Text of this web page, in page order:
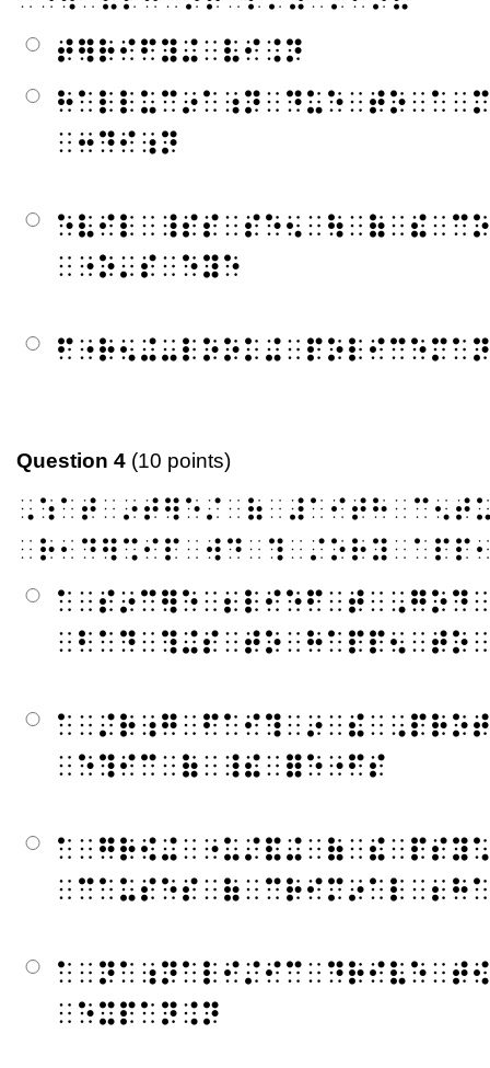
⠞⠻⠗⠊⠋⠽⠬⠀⠧⠊⠨⠝
⠀⠒⠙⠊⠰⠝
⠀⠐⠕⠄⠎⠀⠑⠽⠑
⠋⠐⠗⠢⠬⠤⠇⠕⠕⠅⠬⠀⠏⠕⠇⠊⠉⠑⠍⠁⠝
Question 4 (10 points)
⠀⠑⠹⠊⠉⠀⠷⠀⠸⠮⠀⠿⠑⠐⠋⠎
⠀⠑⠭⠏⠁⠝⠨⠝